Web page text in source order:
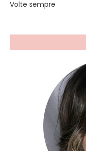
Volte sempre